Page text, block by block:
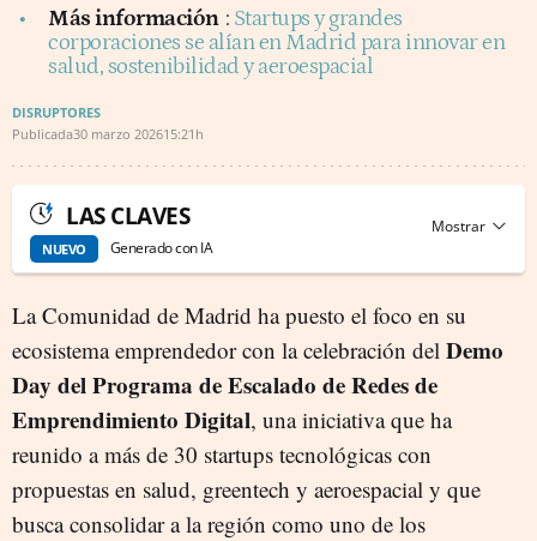
Más información : Startups y grandes
corporaciones se alían en Madrid para innovar en
salud, sostenibilidad y aeroespacial
DISRUPTORES
Publicada30 marzo 202615:21h
LAS CLAVES
NUEVO Generado con IA
La Comunidad de Madrid ha puesto el foco en su
ecosistema emprendedor con la celebración del Demo
Day del Programa de Escalado de Redes de
Emprendimiento Digital, una iniciativa que ha
reunido a más de 30 startups tecnológicas con
propuestas en salud, greentech y aeroespacial y que
busca consolidar a la región como uno de los